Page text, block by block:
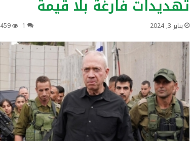
تهديدات فارغة بلا قيمة
يناير 3, 2024 1
459